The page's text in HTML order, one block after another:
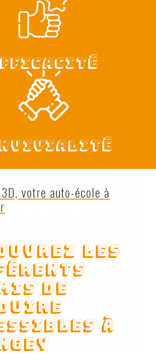
votre auto-école à
les
de
à